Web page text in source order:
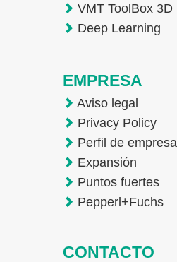
VMT ToolBox 3D
Deep Learning
EMPRESA
Aviso legal
Privacy Policy
Perfil de empresa
Expansión
Puntos fuertes
Pepperl+Fuchs
CONTACTO